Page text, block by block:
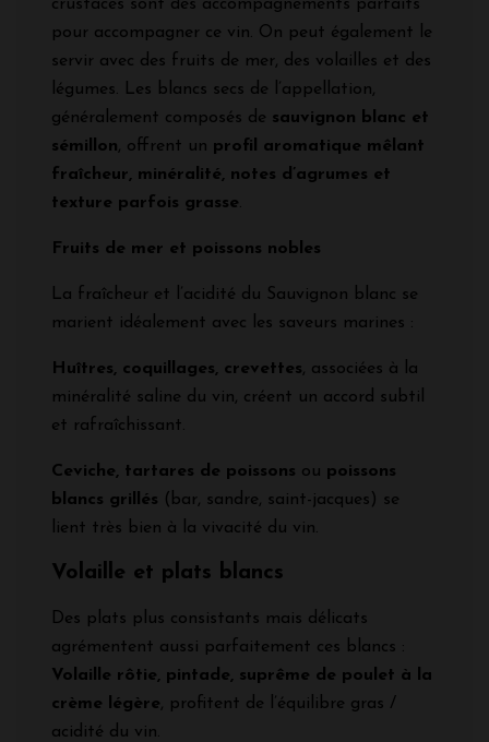
crustacés sont des accompagnements parfaits
pour accompagner ce vin. On peut également le
servir avec des fruits de mer, des volailles et des
légumes. Les blancs secs de l’appellation,
généralement composés de sauvignon blanc et
sémillon, offrent un profil aromatique mêlant
fraîcheur, minéralité, notes d’agrumes et
texture parfois grasse.
Fruits de mer et poissons nobles
La fraîcheur et l’acidité du Sauvignon blanc se
marient idéalement avec les saveurs marines :
Huîtres, coquillages, crevettes, associées à la
minéralité saline du vin, créent un accord subtil
et rafraîchissant.
Ceviche, tartares de poissons ou poissons
blancs grillés (bar, sandre, saint-jacques) se
lient très bien à la vivacité du vin.
Volaille et plats blancs
Des plats plus consistants mais délicats
agrémentent aussi parfaitement ces blancs :
Volaille rôtie, pintade, suprême de poulet à la
crème légère, profitent de l’équilibre gras /
acidité du vin.